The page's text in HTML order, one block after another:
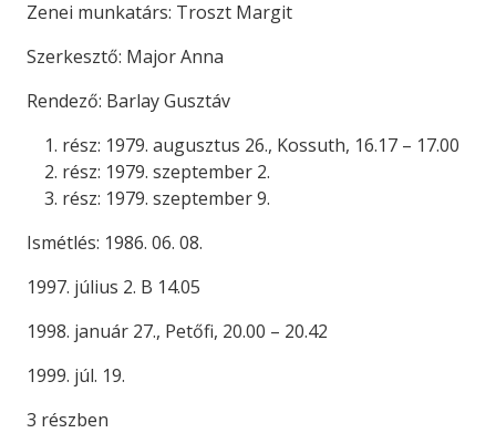
Zenei munkatárs: Troszt Margit
Szerkesztő: Major Anna
Rendező: Barlay Gusztáv
rész: 1979. augusztus 26., Kossuth, 16.17 – 17.00
rész: 1979. szeptember 2.
rész: 1979. szeptember 9.
Ismétlés: 1986. 06. 08.
1997. július 2. B 14.05
1998. január 27., Petőfi, 20.00 – 20.42
1999. júl. 19.
3 részben